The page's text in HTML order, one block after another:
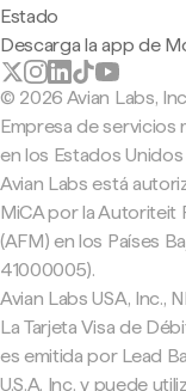
Estado
Descarga la app de
© 2026 Avian Labs, Inc
Empresa de servicios
en los Estados Unidos
Avian Labs está
MiCA por la Autoriteit
(AFM) en los Países
41000005).
Avian Labs USA, Inc.,
La Tarjeta Visa de
es emitida por Lead
U.S.A. Inc. y puede